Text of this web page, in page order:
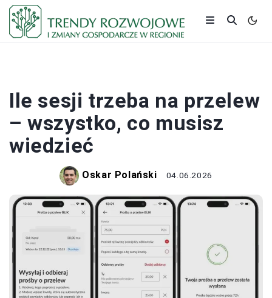
Ile sesji trzeba na przelew
– wszystko, co musisz
wiedzieć
Oskar Polański 04.06.2026